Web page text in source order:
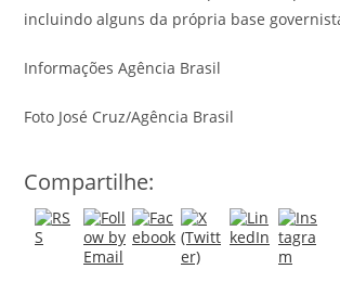
incluindo alguns da própria base
Informações Agência Brasil
Foto José Cruz/Agência Brasil
Compartilhe: